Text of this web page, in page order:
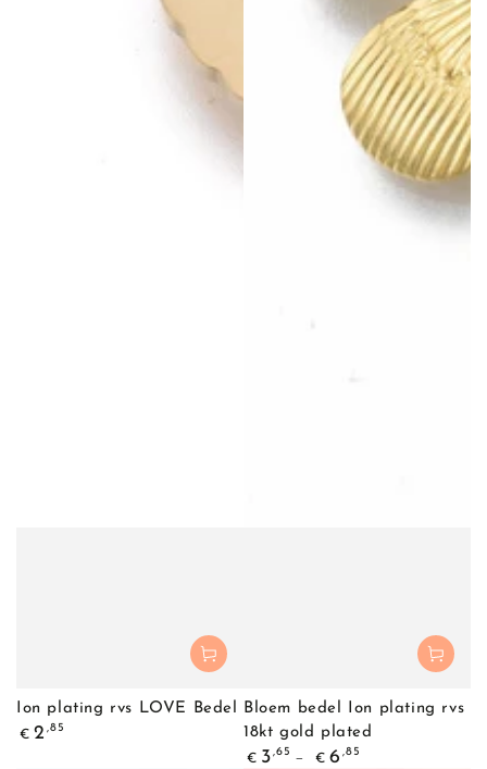
Ion plating rvs LOVE Bedel
Normale
€ 2 ,85
Bloem bedel Ion plating rvs
18kt gold plated
Normale
€ 3,65
€ 6 ,85